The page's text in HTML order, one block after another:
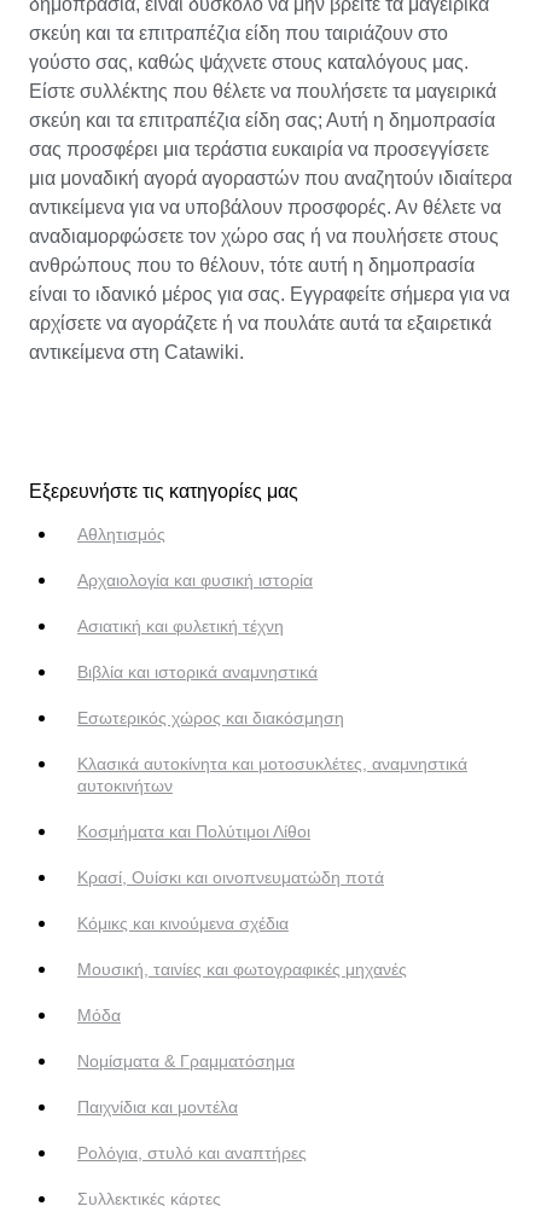
δημοπρασία, είναι δύσκολο να μην βρείτε τα μαγειρικά
σκεύη και τα επιτραπέζια είδη που ταιριάζουν στο
γούστο σας, καθώς ψάχνετε στους καταλόγους μας.
Είστε συλλέκτης που θέλετε να πουλήσετε τα μαγειρικά
σκεύη και τα επιτραπέζια είδη σας; Αυτή η δημοπρασία
σας προσφέρει μια τεράστια ευκαιρία να προσεγγίσετε
μια μοναδική αγορά αγοραστών που αναζητούν ιδιαίτερα
αντικείμενα για να υποβάλουν προσφορές. Αν θέλετε να
αναδιαμορφώσετε τον χώρο σας ή να πουλήσετε στους
ανθρώπους που το θέλουν, τότε αυτή η δημοπρασία
είναι το ιδανικό μέρος για σας. Εγγραφείτε σήμερα για να
αρχίσετε να αγοράζετε ή να πουλάτε αυτά τα εξαιρετικά
αντικείμενα στη Catawiki.
Εξερευνήστε τις κατηγορίες μας
Αθλητισμός
Αρχαιολογία και φυσική ιστορία
Ασιατική και φυλετική τέχνη
Βιβλία και ιστορικά αναμνηστικά
Εσωτερικός χώρος και διακόσμηση
Κλασικά αυτοκίνητα και μοτοσυκλέτες, αναμνηστικά
αυτοκινήτων
Κοσμήματα και Πολύτιμοι Λίθοι
Κρασί, Ουίσκι και οινοπνευματώδη ποτά
Κόμικς και κινούμενα σχέδια
Μουσική, ταινίες και φωτογραφικές μηχανές
Μόδα
Νομίσματα & Γραμματόσημα
Παιχνίδια και μοντέλα
Ρολόγια, στυλό και αναπτήρες
Συλλεκτικές κάρτες